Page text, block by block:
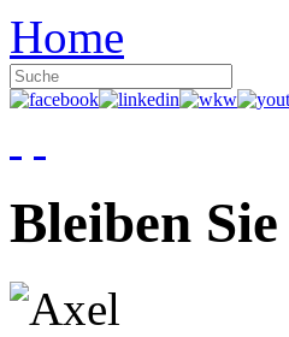
Home
Bleiben